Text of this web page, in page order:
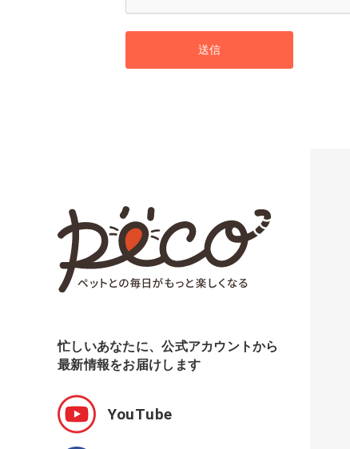
送信
忙しいあなたに、公式アカウントから
最新情報をお届けします
YouTube